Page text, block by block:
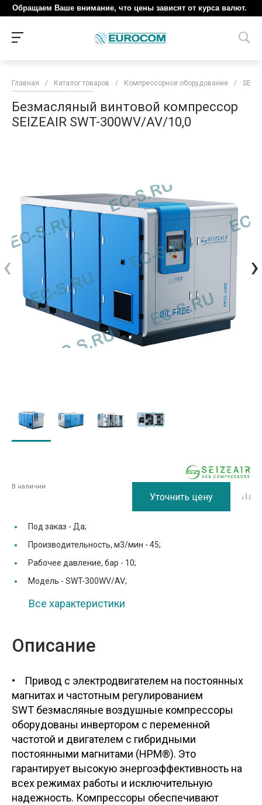
Обращаем Ваше внимание, что цены зависят от курса валют.
Главная / Каталог товаров / Компрессорное оборудование /
Безмасляный винтовой компрессор
SEIZEAIR SWT-300WV/AV/10,0
‹ ›
В наличии
Уточнить цену
Под заказ - Да;
Производительность, м3/мин - 45;
Рабочее давление, бар - 10;
Модель - SWT-300WV/AV;
Все характеристики
Описание
• Привод с электродвигателем на постоянных
магнитах и частотным регулированием
SWT безмасляные воздушные компрессоры
оборудованы инвертором с переменной
частотой и двигателем с гибридными
постоянными магнитами (HPM®). Это
гарантирует высокую энергоэффективность на
всех режимах работы и исключительную
надежность. Компрессоры обеспечивают